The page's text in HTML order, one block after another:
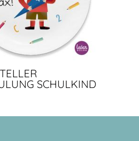
SCHULKIND